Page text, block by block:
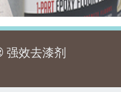
强效去漆剂